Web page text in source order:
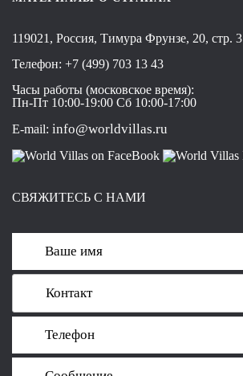
119021, Россия, Тимура Фрунзе, 20, стр. 3
Телефон: +7 (499) 703 13 43
Часы работы (московское время):
Пн-Пт 10:00-19:00 Сб 10:00-17:00
E-mail: info@worldvillas.ru
СВЯЖИТЕСЬ С НАМИ